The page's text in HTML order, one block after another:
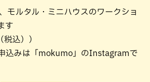
モルタル・ミニハウスのワークショ
す
込））
込みは「mokumo」のInstagramで